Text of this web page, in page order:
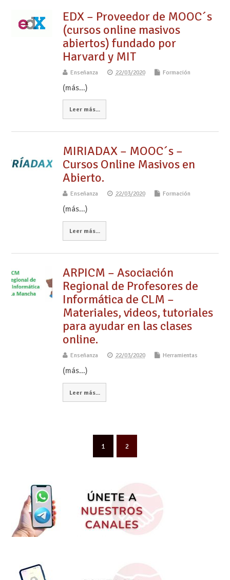
EDX – Proveedor de MOOC´s
(cursos online masivos
abiertos) fundado por
Harvard y MIT
Enseñanza 22/03/2020 Formación
(más…)
Leer más...
MIRIADAX – MOOC´s –
Cursos Online Masivos en
Abierto.
Enseñanza 22/03/2020 Formación
(más…)
Leer más...
ARPICM – Asociación
Regional de Profesores de
Informática de CLM –
Materiales, videos, tutoriales
para ayudar en las clases
online.
Enseñanza 22/03/2020 Herramientas
(más…)
Leer más...
1 2